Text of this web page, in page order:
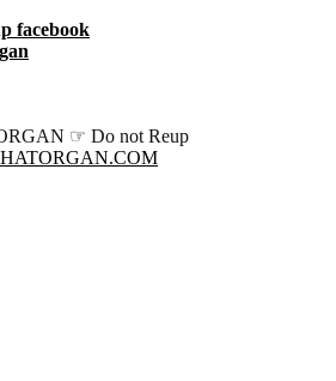
facebook
☞ Do not Reup